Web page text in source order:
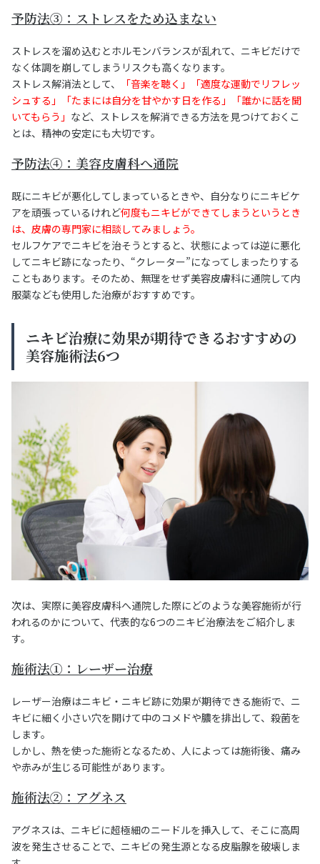
予防法③：ストレスをため込まない
ストレスを溜め込むとホルモンバランスが乱れて、ニキビだけで
なく体調を崩してしまうリスクも高くなります。
ストレス解消法として、
「音楽を聴く」「適度な運動でリフレッ
シュする」「たまには自分を甘やかす日を作る」「誰かに話を聞
いてもらう」 など、ストレスを解消できる方法を見つけておくこ
とは、精神の安定にも大切です。
予防法④：美容皮膚科へ通院
既にニキビが悪化してしまっているときや、自分なりにニキビケ
アを頑張っているけれど何度もニキビができてしまうというとき
は、皮膚の専門家に相談してみましょう。
セルフケアでニキビを治そうとすると、状態によっては逆に悪化
してニキビ跡になったり、“クレーター”になってしまったりする
こともあります。そのため、無理をせず美容皮膚科に通院して内
服薬なども使用した治療がおすすめです。
ニキビ治療に効果が期待できるおすすめの
美容施術法6つ
次は、実際に美容皮膚科へ通院した際にどのような美容施術が行
われるのかについて、代表的な6つのニキビ治療法をご紹介しま
す。
施術法①：レーザー治療
レーザー治療はニキビ・ニキビ跡に効果が期待できる施術で、ニ
キビに細く小さい穴を開けて中のコメドや膿を排出して、殺菌を
します。
しかし、熱を使った施術となるため、人によっては施術後、痛み
や赤みが生じる可能性があります。
施術法②：アグネス
アグネスは、ニキビに超極細のニードルを挿入して、そこに高周
波を発生させることで、ニキビの発生源となる皮脂腺を破壊しま